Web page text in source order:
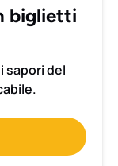
biglietti
sapori del